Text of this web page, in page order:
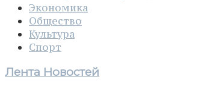
Экономика
Общество
Культура
Спорт
Лента Новостей